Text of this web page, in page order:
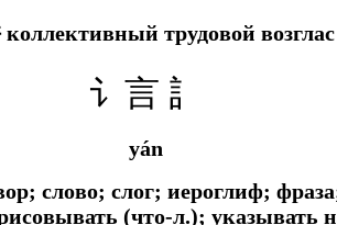
коллективный трудовой возглас
讠言 訁
yán
слово; слог; иероглиф;
(что-л.); указывать